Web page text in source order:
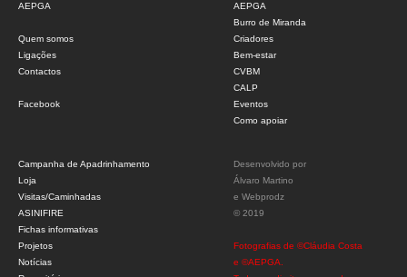
AEPGA
Quem somos
Ligações
Contactos
Facebook
AEPGA
Burro de Miranda
Criadores
Bem-estar
CVBM
CALP
Eventos
Como apoiar
Campanha de Apadrinhamento
Loja
Visitas/Caminhadas
ASINIFIRE
Fichas informativas
Projetos
Notícias
Desenvolvido por
Álvaro Martino
e Webprodz
© 2019
Fotografias de ©Cláudia Costa
e ©AEPGA.